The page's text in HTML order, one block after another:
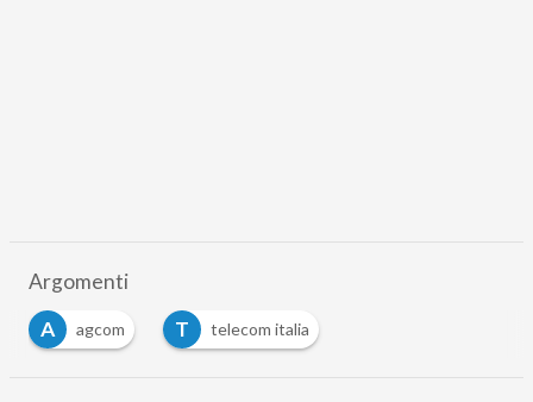
Argomenti
A
agcom T telecom italia